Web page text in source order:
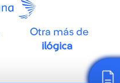
Otra más de
ilógica